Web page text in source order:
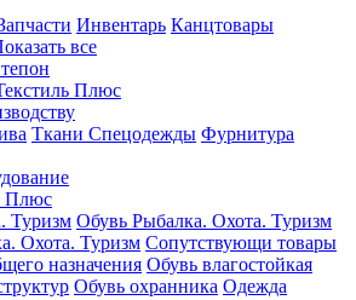
Инвентарь Канцтовары
все
Плюс
Ткани Спецодежды Фурнитура
Плюс
Туризм Обувь Рыбалка. Охота. Туризм
Охота. Туризм Сопутствующи товары
назначения Обувь влагостойкая
Обувь охранника Одежда